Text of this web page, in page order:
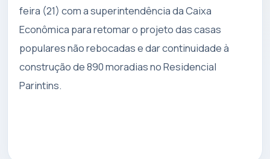
feira (21) com a superintendência da Caixa
Econômica para retomar o projeto das casas
populares não rebocadas e dar continuidade à
construção de 890 moradias no Residencial
Parintins.